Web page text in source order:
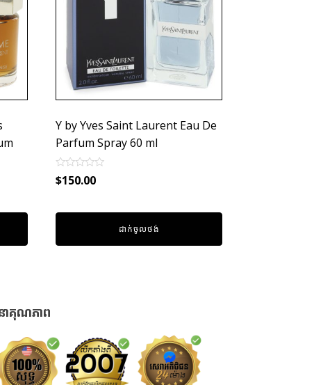
Y by Yves Saint Laurent Eau De
Parfum Spray 60 ml
Rated
0
5
$150.00
ដាក់ចូលថង់
ាគុណភាព